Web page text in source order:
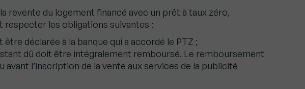
revente du logement financé avec un prêt à taux zéro,
respecter les obligations suivantes :
être déclarée à la banque qui a accordé le PTZ ;
dû doit être intégralement remboursé. Le remboursement
avant l’inscription de la vente aux services de la publicité